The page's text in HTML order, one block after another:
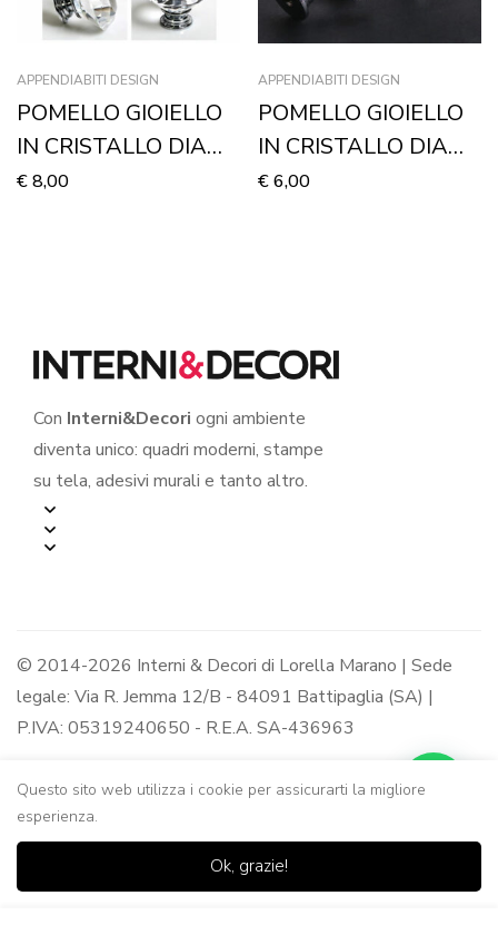
APPENDIABITI DESIGN
POMELLO GIOIELLO
IN CRISTALLO DIAM.
40MM – Accessori
€8,00
APPENDIABITI DESIGN
POMELLO GIOIELLO
IN CRISTALLO DIAM.
30MM – Accessori
€6,00
Con Interni&Decori ogni ambiente
diventa unico: quadri moderni, stampe
su tela, adesivi murali e tanto altro.
© 2014-2026 Interni & Decori di Lorella Marano | Sede
legale: Via R. Jemma 12/B - 84091 Battipaglia (SA) |
P.IVA: 05319240650 - R.E.A. SA-436963
Questo sito web utilizza i cookie per assicurarti la migliore
esperienza.
Ok, grazie!
Casa Negozio
0
Lista dei Carrello Ricerca